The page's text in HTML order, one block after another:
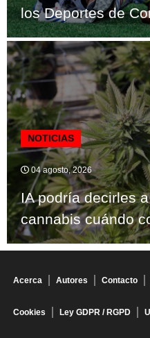
los Deportes de
NOTICIAS
04 agosto, 2026
IA podría decirles
cannabis cuándo
Acerca Autores Contacto
Cookies Ley GDPR / RGPD